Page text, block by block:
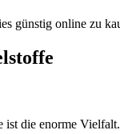
günstig online zu
ist die enorme Vielfalt.